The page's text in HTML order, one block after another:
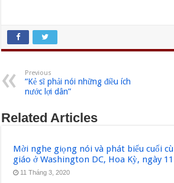
Previous
“Kẻ sĩ phải nói những điều ích
nước lợi dân”
Related Articles
Mời nghe giọng nói và phát biểu cuối
giáo ở Washington DC, Hoa Kỳ, ngày
11 Tháng 3, 2020